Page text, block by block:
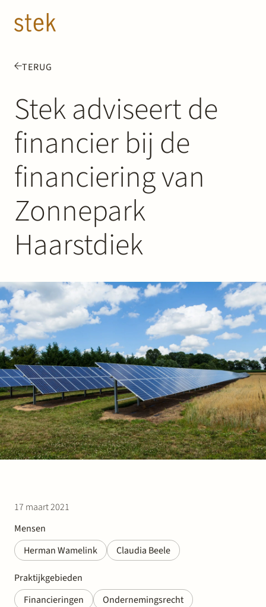
TERUG
Stek adviseert de
financier bij de
financiering van
Zonnepark
Haarstdiek
17 maart 2021
Mensen
Herman Wamelink
Claudia Beele
Praktijkgebieden
Financieringen
Ondernemingsrecht
Mensen
Expertise
Over ons
Track record
News & Insights
Contact
Werken bij Stek
Partner